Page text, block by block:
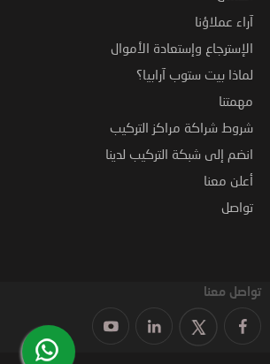
آراء عملاؤنا
الإسترجاع وإستعادة الأموال
لماذا بيت ستوب آرابيا؟
مهمتنا
شروط شراكة مراكز التركيب
انضم إلى شبكة التركيب لدينا
أعلن معنا
تواصل
تواصل معنا